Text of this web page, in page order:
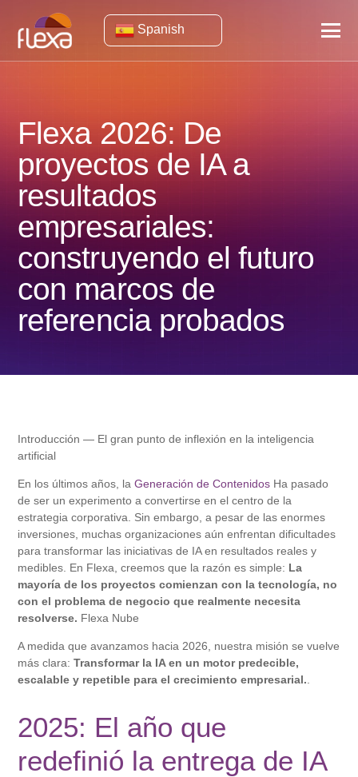
Spanish
Flexa 2026: De
proyectos de IA a
resultados
empresariales:
construyendo el futuro
con marcos de
referencia probados
Introducción — El gran punto de inflexión en la inteligencia
artificial
En los últimos años, laGeneración de Contenidos Ha pasado
de ser un experimento a convertirse en el centro de la
estrategia corporativa. Sin embargo, a pesar de las enormes
inversiones, muchas organizaciones aún enfrentan dificultades
para transformar las iniciativas de IA en resultados reales y
medibles. En Flexa, creemos que la razón es simple: La
mayoría de los proyectos comienzan con la tecnología, no
con el problema de negocio que realmente necesita
resolverse. Flexa Nube
A medida que avanzamos hacia 2026, nuestra misión se vuelve
más clara:Transformar la IA en un motor predecible,
escalable y repetible para el crecimiento empresarial.
2025: El año que
redefinió la entrega de IA